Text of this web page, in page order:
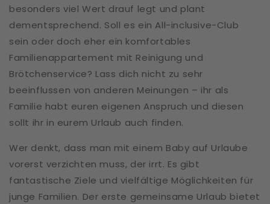
besonders viel Wert drauf legt und plant
dementsprechend. Soll es ein All-inclusive-Club
sein oder doch eher ein komfortables
Familienappartement mit Reinigung und
Brötchenservice? Lass dich nicht zu sehr
beeinflussen von anderen Meinungen – ihr als
Familie habt euren eigenen Anspruch und diesen
sollt ihr in eurem Urlaub auch finden.
Wer denkt, dass man mit einem Baby auf Urlaube
vorerst verzichten muss, der irrt. Es gibt
fantastische Ziele und vielfältige Möglichkeiten für
junge Familien. Der erste gemeinsame Urlaub bietet